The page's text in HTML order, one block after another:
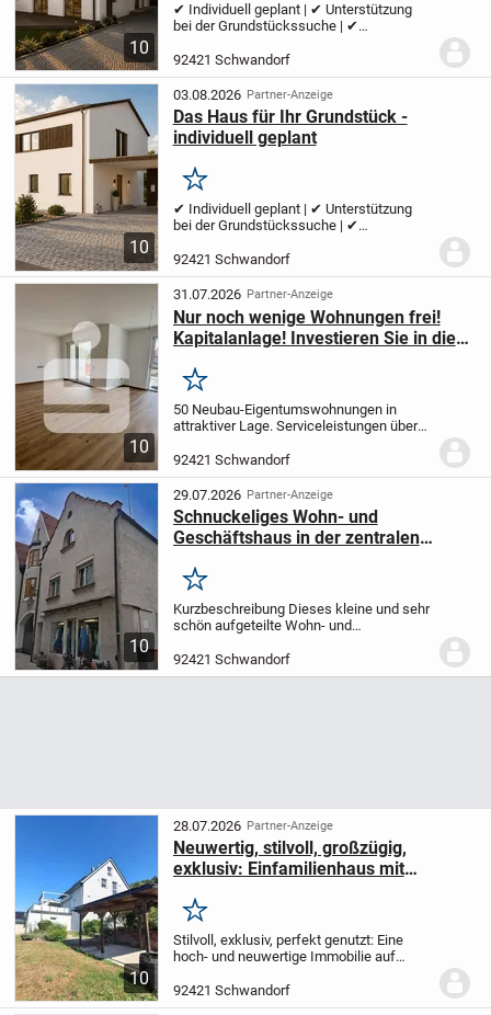
10
✔ Individuell geplant | ✔ Unterstützung
bei der Grundstückssuche | ✔
Begleitung bis zum Einzug | ✔
Provisionsfrei | ✔ Regional | ✔ Wolf
System | ✔ Holzhaus Ihr Zuhause...
92421 Schwandorf
10
03.08.2026 Partner-Anzeige
Das Haus für Ihr Grundstück -
individuell geplant
Merken
✔ Individuell geplant | ✔ Unterstützung
bei der Grundstückssuche | ✔
Begleitung bis zum Einzug | ✔
Provisionsfrei | ✔ Regional | ✔ Wolf
System | ✔ Holzhaus Ihr Zuhause...
92421 Schwandorf
10
31.07.2026 Partner-Anzeige
Nur noch wenige Wohnungen frei!
Kapitalanlage! Investieren Sie in die
Merken
50 Neubau-Eigentumswohnungen in
attraktiver Lage. Serviceleistungen über
Schwandorf. Balkone oder Terrassen
TiefgaragePREISBEISPIEL: 2-Zimmer-
Wohnung mit...
92421 Schwandorf
10
29.07.2026 Partner-Anzeige
Schnuckeliges Wohn- und
Geschäftshaus in der zentralen
Merken
Kurzbeschreibung Dieses kleine und sehr
schön aufgeteilte Wohn- und
zentralster Lage von Schwandorf. Mit
einer übersichtlichen Investitionshöhe
92421 Schwandorf
10
28.07.2026 Partner-Anzeige
Neuwertig, stilvoll, großzügig,
exklusiv: Einfamilienhaus mit
Merken
Stilvoll, exklusiv, perfekt genutzt: Eine
hoch- und neuwertige Immobilie auf
Grundstück über den Dächern von
Schwandorf könnte IHR neues Zuhause
92421 Schwandorf